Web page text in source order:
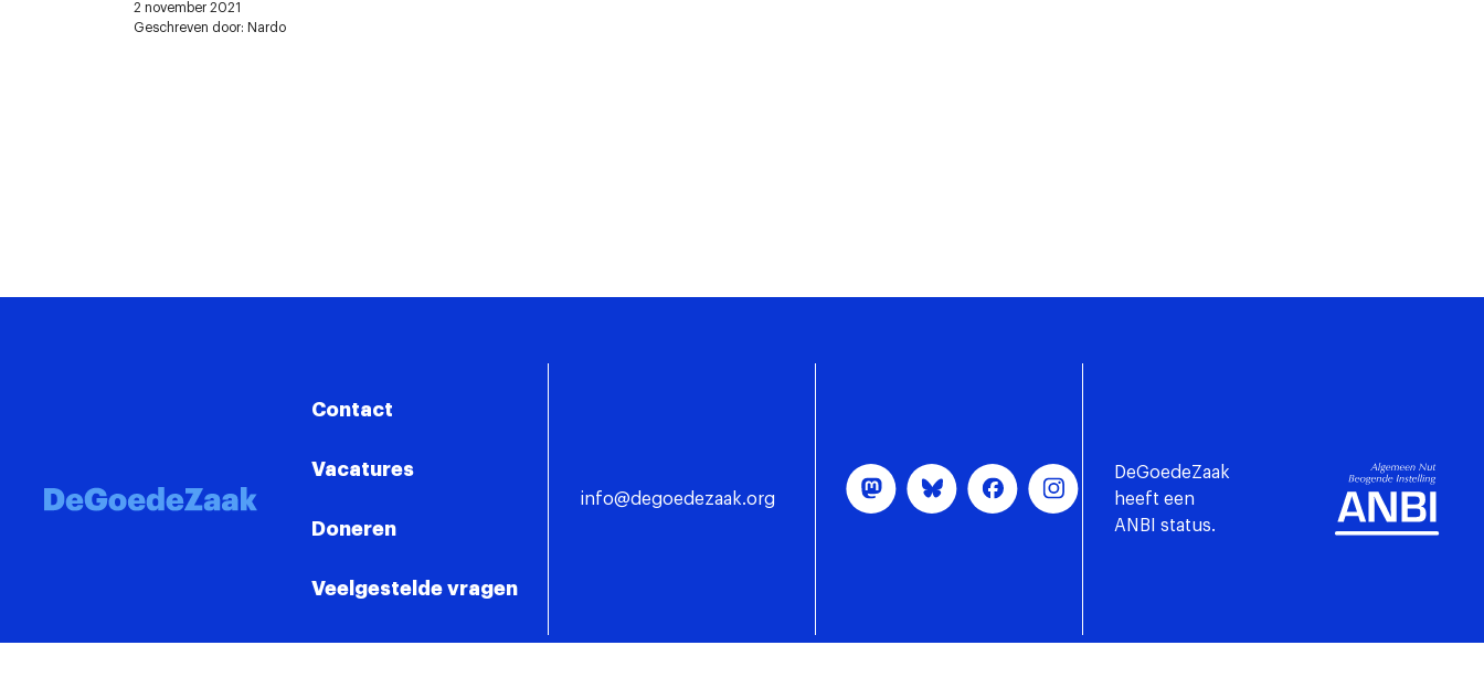
2 november 2021
Geschreven door: Nardo
Contact
Vacatures
Doneren
Veelgestelde vragen
info@degoedezaak.org
DeGoedeZaak
heeft een
ANBI status.